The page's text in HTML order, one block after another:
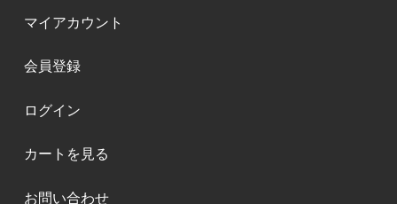
マイアカウント
会員登録
ログイン
カートを見る
お問い合わせ